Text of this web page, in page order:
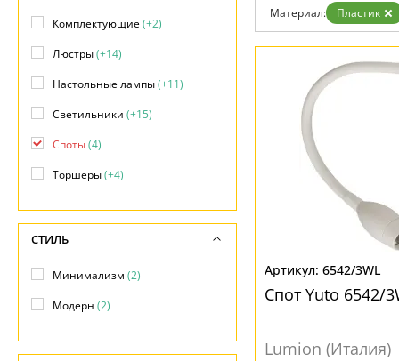
Контакты
Материал: Пластик
6542/3WL
Спот Yuto 6542/
Lumion (Италия)
Комплектующие(+2)
Люстры(+14)
Настольные лампы(+11)
Светильники (+15)
Споты(4)
Торшеры(+4)
СТИЛЬ
Минимализм (2)
Модерн (2)